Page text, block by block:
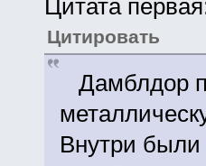
Цитата
Цитировать
Дамблдор
Внутри